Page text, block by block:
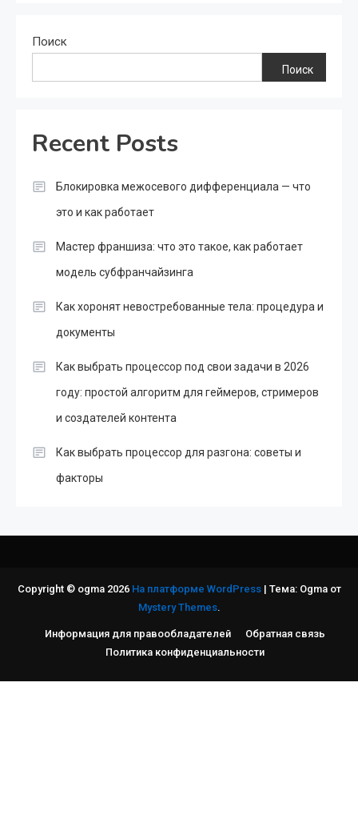
Поиск
Поиск
Recent Posts
Блокировка межосевого дифференциала — что
это и как работает
Мастер франшиза: что это такое, как работает
модель субфранчайзинга
Как хоронят невостребованные тела: процедура и
документы
Как выбрать процессор под свои задачи в 2026
году: простой алгоритм для геймеров, стримеров
и создателей контента
Как выбрать процессор для разгона: советы и
факторы
Copyright © ogma 2026 На платформе WordPress | Тема: Ogma от
Mystery Themes.
Информация для правообладателей
Обратная связь
Политика конфиденциальности